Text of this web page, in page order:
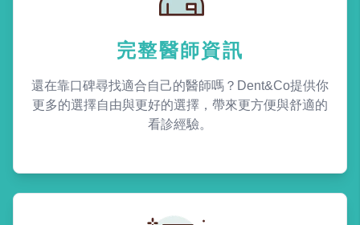
完整醫師資訊
還在靠口碑尋找適合自己的醫師嗎？Dent&Co提供你
更多的選擇自由與更好的選擇，帶來更方便與舒適的
看診經驗。